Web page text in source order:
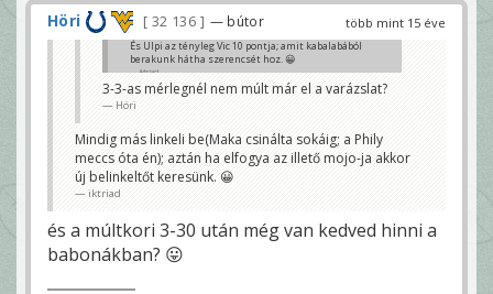
több mint 15 éve
Höri 32 136 — bútor
És Ulpi az tényleg Vic 10 pontja; amit kabalabából
berakunk hátha szerencsét hoz. 😀
iktriad
3-3-as mérlegnél nem múlt már el a varázslat?
Höri
Mindig más linkeli be(Maka csinálta sokáig; a Phily
meccs óta én); aztán ha elfogya az illető mojo-ja akkor
új belinkeltőt keresünk. 😀
iktriad
és a múltkori 3-30 után még van kedved hinni a
babonákban? 😛